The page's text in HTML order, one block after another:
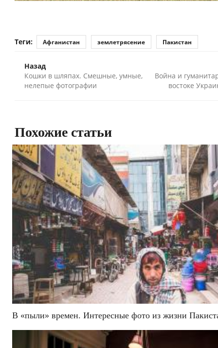
Теги: Афганистан землетрясение Пакистан
Назад
Кошки в шляпах. Смешные, умные,
нелепые фотографии
Война и
востоке
Похожие статьи
В «пыли» времен. Интересные фото из жизни